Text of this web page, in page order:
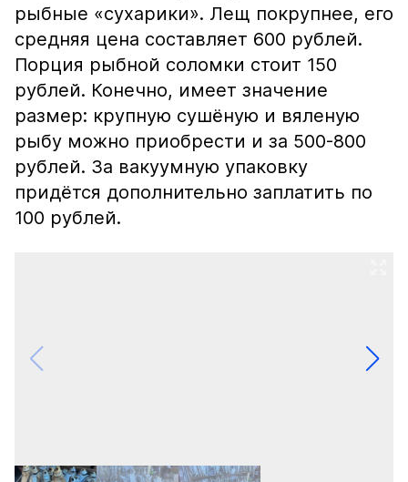
рыбные «сухарики». Лещ покрупнее, его
средняя цена составляет 600 рублей.
Порция рыбной соломки стоит 150
рублей. Конечно, имеет значение
размер: крупную сушёную и вяленую
рыбу можно приобрести и за 500-800
рублей. За вакуумную упаковку
придётся дополнительно заплатить по
100 рублей.